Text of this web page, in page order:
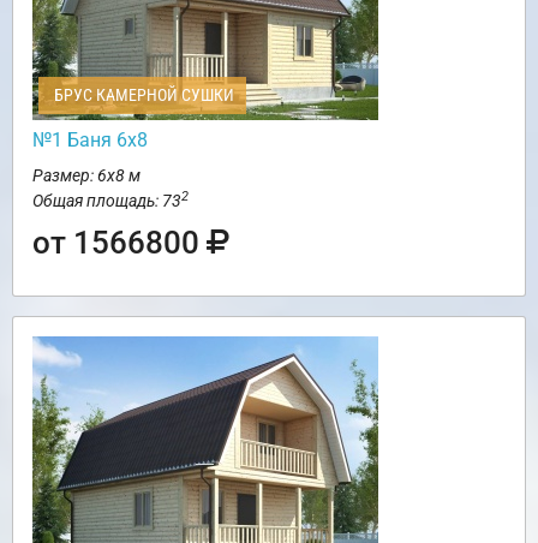
БРУС КАМЕРНОЙ СУШКИ
№1 Баня 6х8
Размер: 6х8 м
Общая площадь: 732
от 1566800